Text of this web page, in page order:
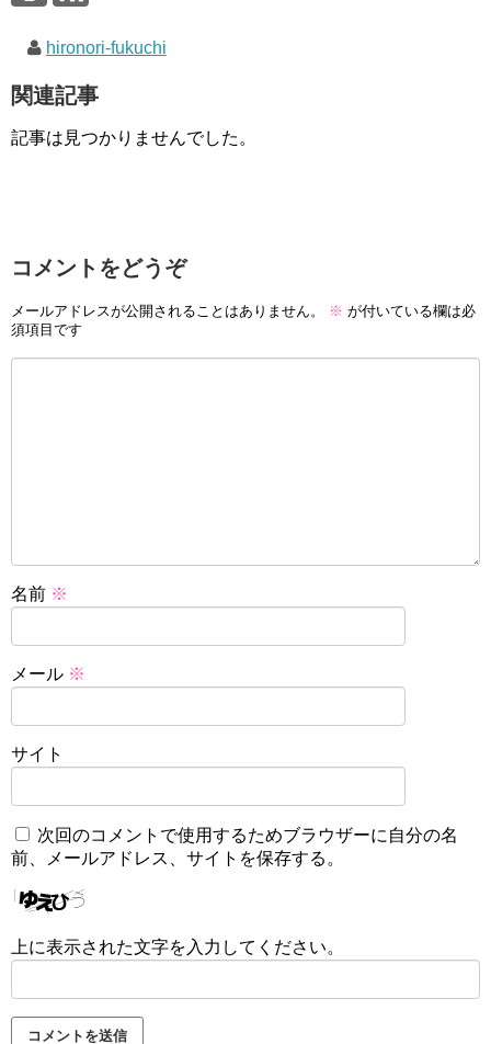
hironori-fukuchi
関連記事
記事は見つかりませんでした。
コメントをどうぞ
メールアドレスが公開されることはありません。 ※ が付いている欄は必
須項目です
名前 ※
メール ※
サイト
次回のコメントで使用するためブラウザーに自分の名
前、メールアドレス、サイトを保存する。
上に表示された文字を入力してください。